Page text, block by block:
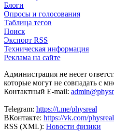
Блоги
Опросы и голосования
Таблица тегов
Поиск
Экспорт RSS
Техническая информация
Реклама на сайте
Администрация не несет
которые могут не совпадать с
Контактный E-mail:
Telegram: https://t.me/physreal
ВКонтакте: https://vk.com/physreal
RSS (XML): Новости физики